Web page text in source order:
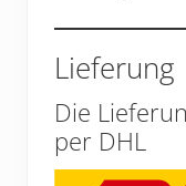
Lieferung
Die
per DHL